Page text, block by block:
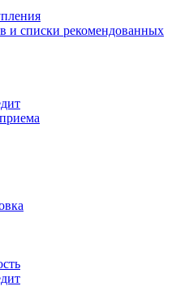
и списки рекомендованных